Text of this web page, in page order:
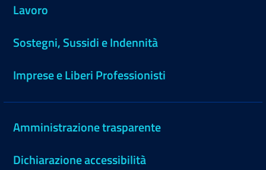
Lavoro
Sostegni, Sussidi e Indennità
Imprese e Liberi Professionisti
Amministrazione trasparente
Dichiarazione accessibilità